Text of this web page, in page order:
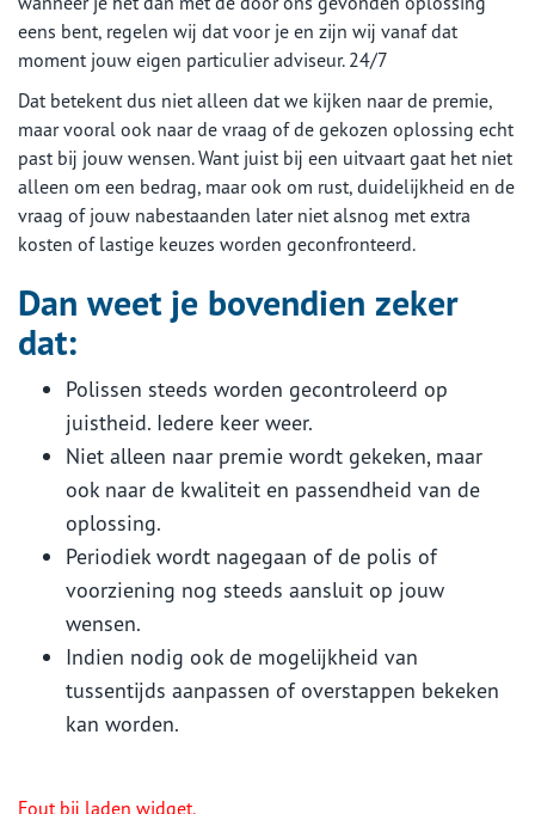
eens bent, regelen wij dat voor je en zijn wij vanaf dat
moment jouw eigen particulier adviseur. 24/7
Dat betekent dus niet alleen dat we kijken naar de premie,
maar vooral ook naar de vraag of de gekozen oplossing echt
past bij jouw wensen. Want juist bij een uitvaart gaat het niet
alleen om een bedrag, maar ook om rust, duidelijkheid en de
vraag of jouw nabestaanden later niet alsnog met extra
kosten of lastige keuzes worden geconfronteerd.
Dan weet je bovendien zeker
dat:
Polissen steeds worden gecontroleerd op
juistheid. Iedere keer weer.
Niet alleen naar premie wordt gekeken, maar
ook naar de kwaliteit en passendheid van de
oplossing.
Periodiek wordt nagegaan of de polis of
voorziening nog steeds aansluit op jouw
wensen.
Indien nodig ook de mogelijkheid van
tussentijds aanpassen of overstappen bekeken
kan worden.
Fout bij laden widget.